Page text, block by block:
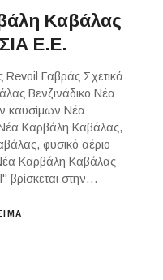
Καβάλας
Ε.Ε.
Γαβράς Σχετικά
Βενζινάδικο Νέα
καυσίμων Νέα
Καρβάλη Καβάλας,
φυσικό αέριο
Καρβάλη Καβάλας
βρίσκεται στην…